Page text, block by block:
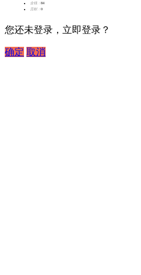
金钱： 84
贡献： 0
您还未登录，立即登录？
确定 取消